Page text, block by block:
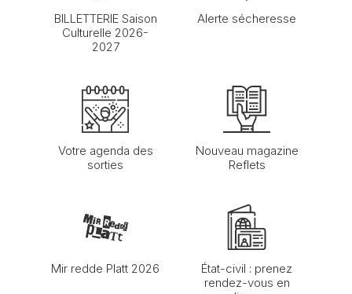
BILLETTERIE Saison
Culturelle 2026-
2027
Alerte sécheresse
Votre agenda des
sorties
Nouveau magazine
Reflets
Mir redde Platt 2026
État-civil : prenez
rendez-vous en